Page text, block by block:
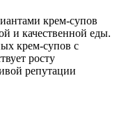
крем-супов
и качественной еды.
крем-супов с
росту
репутации